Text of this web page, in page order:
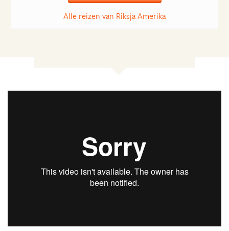
Alle reizen van Riksja Amerika